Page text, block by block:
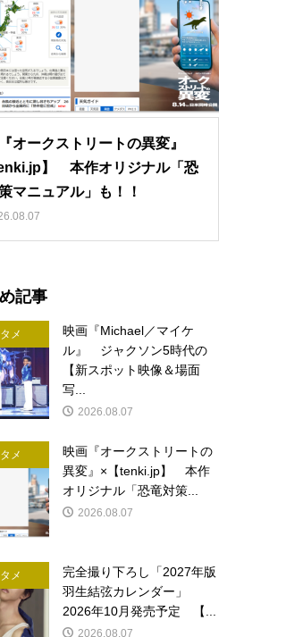
オークストリートの異変』
】 本作オリジナル「恐
マニュアル」も！！
記事
メ
映画『Michael／マイケ
ル』 ジャクソン5時代の
【新スポット映像＆場面
写...
2026.08.07
メ
映画『オークストリートの
異変』×【tenki.jp】 本作
オリジナル「恐竜対策...
2026.08.07
メ
完全撮り下ろし「2027年版
羽生結弦カレンダー」
2026年10月発売予定 【...
2026.08.07